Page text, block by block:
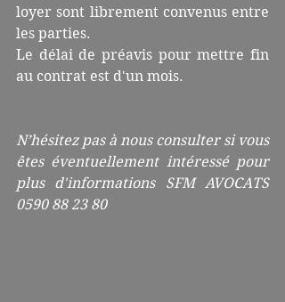
loyer sont librement convenus entre
les parties.
Le délai de préavis pour mettre fin
au contrat est d'un mois.
N’hésitez pas à nous consulter si vous
êtes éventuellement intéressé pour
plus d'informations SFM AVOCATS
0590 88 23 80